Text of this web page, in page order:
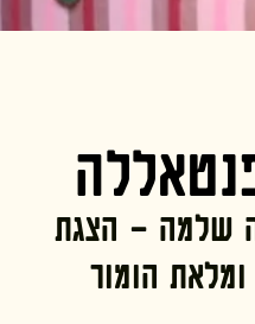
שלמה – הצגת
ומלאת הומור